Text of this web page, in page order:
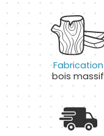
Fabrication
bois massif